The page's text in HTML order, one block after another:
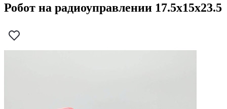
Робот на радиоуправлении 17.5x15x23.5